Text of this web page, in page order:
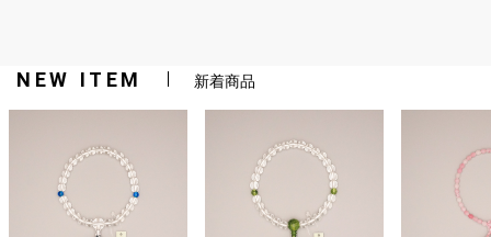
NEW ITEM 新着商品